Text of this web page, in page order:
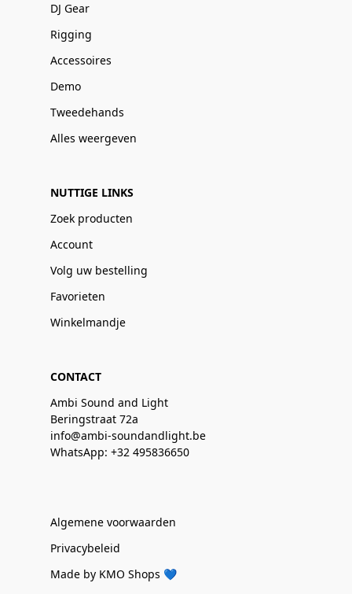
DJ Gear
Rigging
Accessoires
Demo
Tweedehands
Alles weergeven
NUTTIGE LINKS
Zoek producten
Account
Volg uw bestelling
Favorieten
Winkelmandje
CONTACT
Ambi Sound and Light
Beringstraat 72a
info@ambi-soundandlight.be
WhatsApp: +32 495836650
Algemene voorwaarden
Privacybeleid
Made by KMO Shops 💙